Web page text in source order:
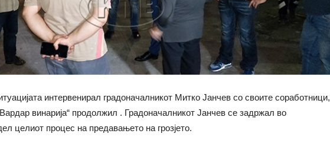
интервенирал градоначалникот Митко Јанчев со своите соработници,
винарија“ продолжил . Градоначалникот Јанчев се задржал во
целиот процес на предавањето на грозјето.